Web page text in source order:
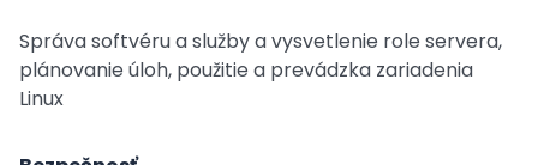
Správa softvéru a služby a vysvetlenie role servera,
plánovanie úloh, použitie a prevádzka zariadenia
Linux